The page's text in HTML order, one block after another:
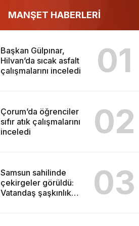
MANŞET HABERLERİ
Başkan Gülpınar,
Hilvan’da sıcak asfalt
çalışmalarını inceledi
01
Çorum’da öğrenciler
sıfır atık çalışmalarını
inceledi
02
Samsun sahilinde
çekirgeler görüldü:
Vatandaş şaşkınlık
03